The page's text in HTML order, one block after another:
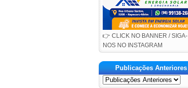
👉 CLICK NO BANNER / SIGA-
NOS NO INSTAGRAM
Publicações Anteriores